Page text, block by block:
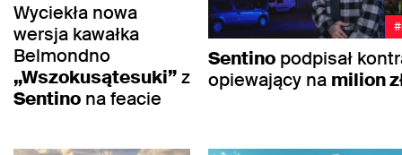
Wyciekła nowa
wersja kawałka
Belmondno
„Wszokusątesuki”z
Sentino na feacie
Sentino podpisał
opiewający na milion